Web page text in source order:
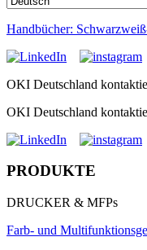
Handbücher:
OKI Deutschland
OKI Deutschland
PRODUKTE
DRUCKER & MFPs
Farb- und